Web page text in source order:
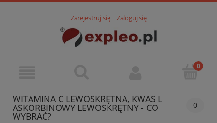
Zarejestruj się Zaloguj się
WITAMINA C LEWOSKRĘTNA, KWAS L
ASKORBINOWY LEWOSKRĘTNY - CO
WYBRAĆ?
0